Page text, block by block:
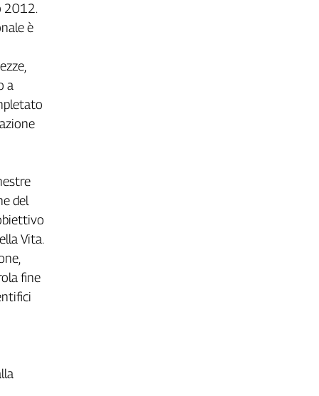
2012.
è
a
del
Vita.
fine